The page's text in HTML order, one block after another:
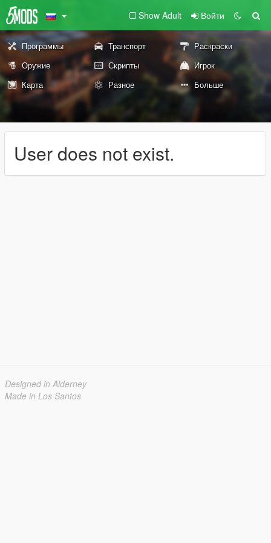
Show Adult Войти
Программы Транспорт
Раскраски
Оружие
Скрипты
Игрок
Карта
Разное Больше
User does not exist.
Designed in Alderney
Made in Los Santos